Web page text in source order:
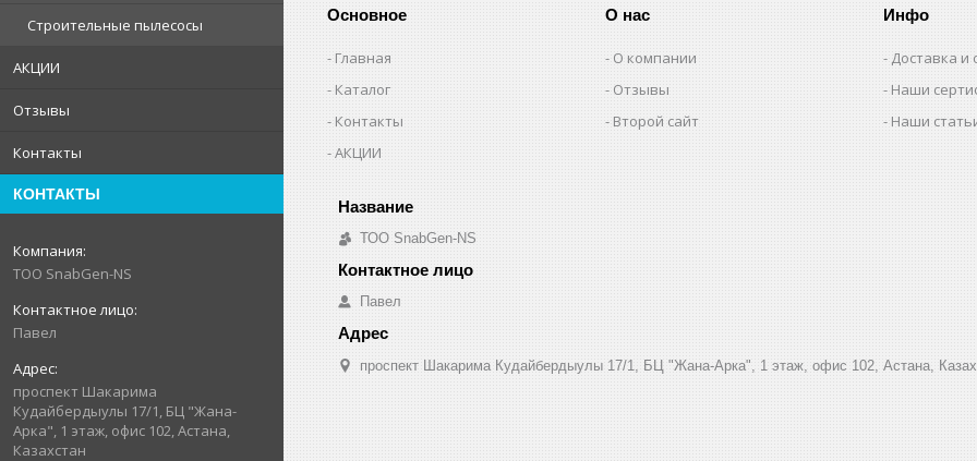
Строительные пылесосы
АКЦИИ
Отзывы
Контакты
КОНТАКТЫ
ТОО SnabGen-NS
Павел
проспект Шакарима
Кудайбердыулы 17/1, БЦ "Жана-
Арка", 1 этаж, офис 102, Астана,
Казахстан
Основное
Главная
Каталог
Контакты
АКЦИИ
О нас
О компании
Отзывы
Второй сайт
Инфо
Доставка и
Наши
Наши
ТОО SnabGen-NS
Павел
проспект Шакарима Кудайбердыулы 17/1, БЦ "Жана-Арка", 1 этаж, офис 102, Астана,